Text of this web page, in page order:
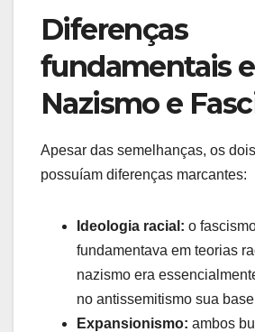
Diferenças
fundamentais
Nazismo e
Apesar das semelhanças, os
possuíam diferenças marcantes:
Ideologia racial: o
fundamentava em teorias
nazismo era
no antissemitismo sua
Expansionismo: ambos